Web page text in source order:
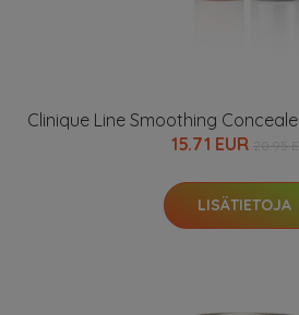
Clinique Line Smoothing
15.71 EUR
LISÄTIETOJA